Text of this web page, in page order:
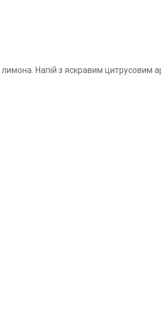
Напій з яскравим цитрусовим